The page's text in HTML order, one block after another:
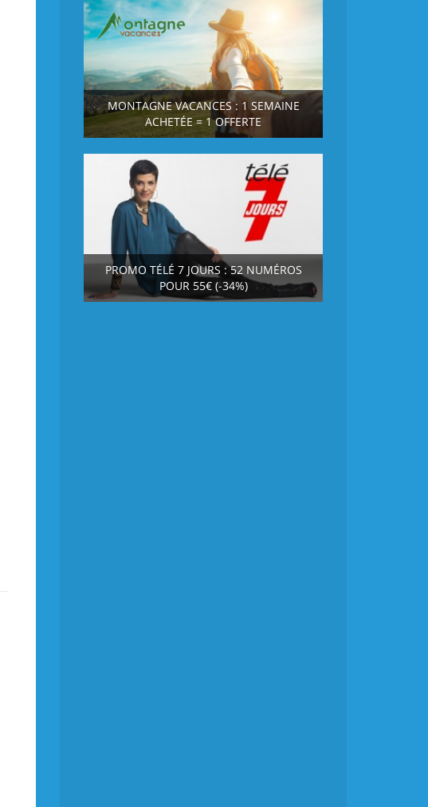
MONTAGNE VACANCES : 1 SEMAINE
ACHETÉE = 1 OFFERTE
PROMO TÉLÉ 7 JOURS : 52 NUMÉROS
POUR 55€ (-34%)